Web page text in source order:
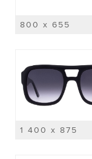
800 x 655
1 400 x 875